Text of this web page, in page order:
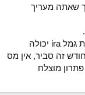
ערך שאתה מעריך
לפי מה שקראתי פה נשמע שקרן השתלמות/קופת גמל ira יכולה
בסכום 1000-2000 שח בחודש זה סביר, אין מס
מוצלח